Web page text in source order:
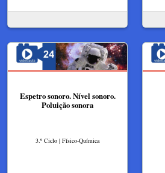
Espetro sonoro. Nível sonoro.
Poluição sonora
3.º Ciclo | Físico-Química